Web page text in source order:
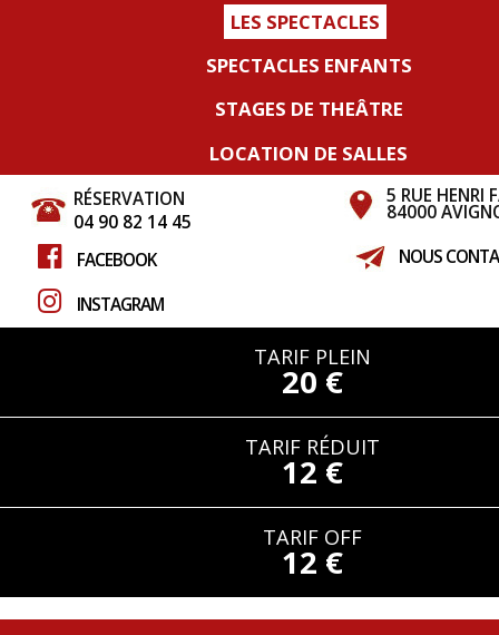
5 RUE HENRI
84000
RÉSERVATION
04 90 82 14 45
NOUS
FACEBOOK
INSTAGRAM
LES SPECTACLES
SPECTACLES ENFANTS
STAGES DE THEÂTRE
LOCATION DE SALLES
TARIF PLEIN
20 €
TARIF RÉDUIT
12 €
TARIF OFF
12 €